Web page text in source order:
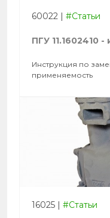
60022 | #Статьи
ПГУ 11.1602410
Инструкция по
применяемость
16025 | #Статьи